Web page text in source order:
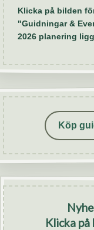
Klicka på bilden
"Guidningar &
2026 planering
Köp
Klicka på